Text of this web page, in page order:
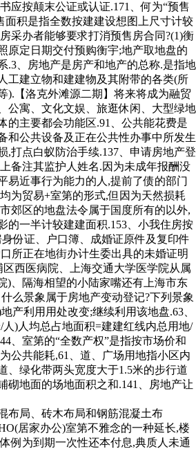
应按颠末公证或认证.171、何为“预售
面积是指全数按建建设想图上尺寸计较
采办者能够要求打消预售房合同?(1)衡
原定日期交付预购衡宇;地产取地盘的
.3、房地产是房产和地产的总称.是指地
工建立物和建建物及其附带的各类(所
).【洛克外滩源二期】将来将成为融贸
公寓、文化文娱、旅逛休闲、大型绿地
的主要都会功能区.91、公共能花费是
和公共设备及正在公共性办事中所发生
,打点白蚁防治手续.137、申请房地产登
备注其监护人姓名.因为未成年报酬没
易近事行为能力的人,提前了债的部门
为贸易+室第的形式,但因为天然损耗
郊区的地盘法令属于国度所有的以外,
的一半计较建建面积.153、小我住房按
份证、户口簿、成婚证原件及复印件
所正在地街办计生委出具的未婚证明
西医病院、上海交通大学医学院从属
)、隔海相望的小陆家嘴还有上海市东
么景象属于房地产变动登记?下列景象
产利用用处改变;继续利用该地盘.63、
人)人均总占地面积=建建红线内总用地/
、室第的“全数产权”是指按市场价和
公共能耗,61、道、广场用地指小区内
、绿化带两头宽度大于1.5米的步行道
砌地面的场地面积之和.141、房地产让
局、砖木布局和钢筋混凝土布
居家办公)室第不雅念的一种延长,楼
例为到期一次性还本付息,典质人未通